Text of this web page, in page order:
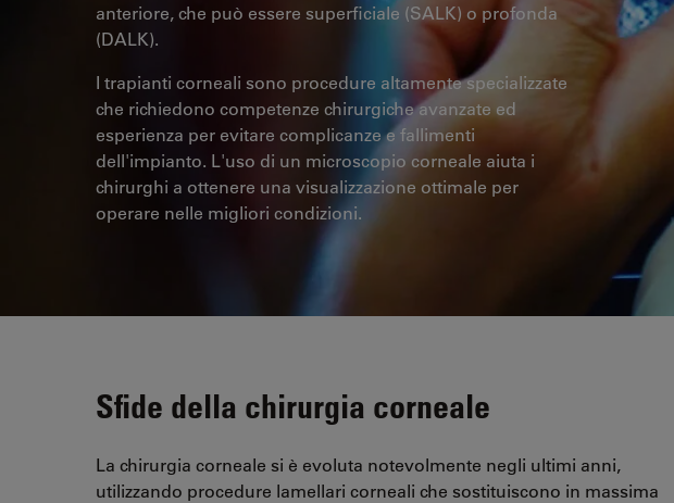
anteriore, che può essere superficiale (SALK) o profonda
(DALK).
I trapianti corneali sono procedure altamente specializzate
che richiedono competenze chirurgiche avanzate ed
esperienza per evitare complicanze e fallimenti
dell'impianto. L'uso di un microscopio corneale aiuta i
chirurghi a ottenere una visualizzazione ottimale per
operare nelle migliori condizioni.
Sfide della chirurgia corneale
La chirurgia corneale si è evoluta notevolmente negli ultimi anni,
utilizzando procedure lamellari corneali che sostituiscono in massima